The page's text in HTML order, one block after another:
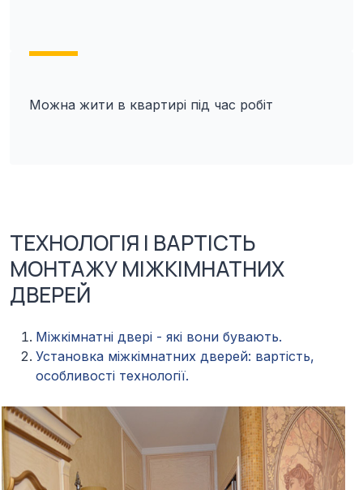
Можна жити в квартирі під час робіт
ТЕХНОЛОГІЯ І ВАРТІСТЬ
МОНТАЖУ МІЖКІМНАТНИХ
ДВЕРЕЙ
Міжкімнатні двері - які вони бувають.
Установка міжкімнатних дверей: вартість,
особливості технології.